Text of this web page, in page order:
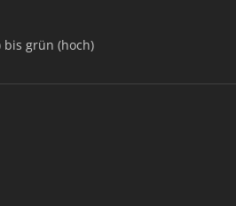
grün (hoch)